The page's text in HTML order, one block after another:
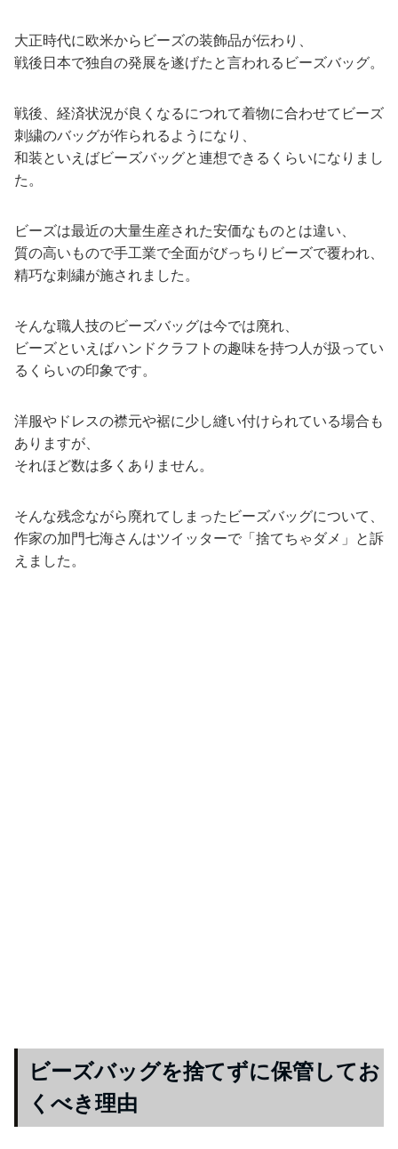
大正時代に欧米からビーズの装飾品が伝わり、
戦後日本で独自の発展を遂げたと言われるビーズバッグ。
戦後、経済状況が良くなるにつれて着物に合わせてビーズ
刺繍のバッグが作られるようになり、
和装といえばビーズバッグと連想できるくらいになりまし
た。
ビーズは最近の大量生産された安価なものとは違い、
質の高いもので手工業で全面がびっちりビーズで覆われ、
精巧な刺繍が施されました。
そんな職人技のビーズバッグは今では廃れ、
ビーズといえばハンドクラフトの趣味を持つ人が扱ってい
るくらいの印象です。
洋服やドレスの襟元や裾に少し縫い付けられている場合も
ありますが、
それほど数は多くありません。
そんな残念ながら廃れてしまったビーズバッグについて、
作家の加門七海さんはツイッターで「捨てちゃダメ」と訴
えました。
ビーズバッグを捨てずに保管してお
くべき理由